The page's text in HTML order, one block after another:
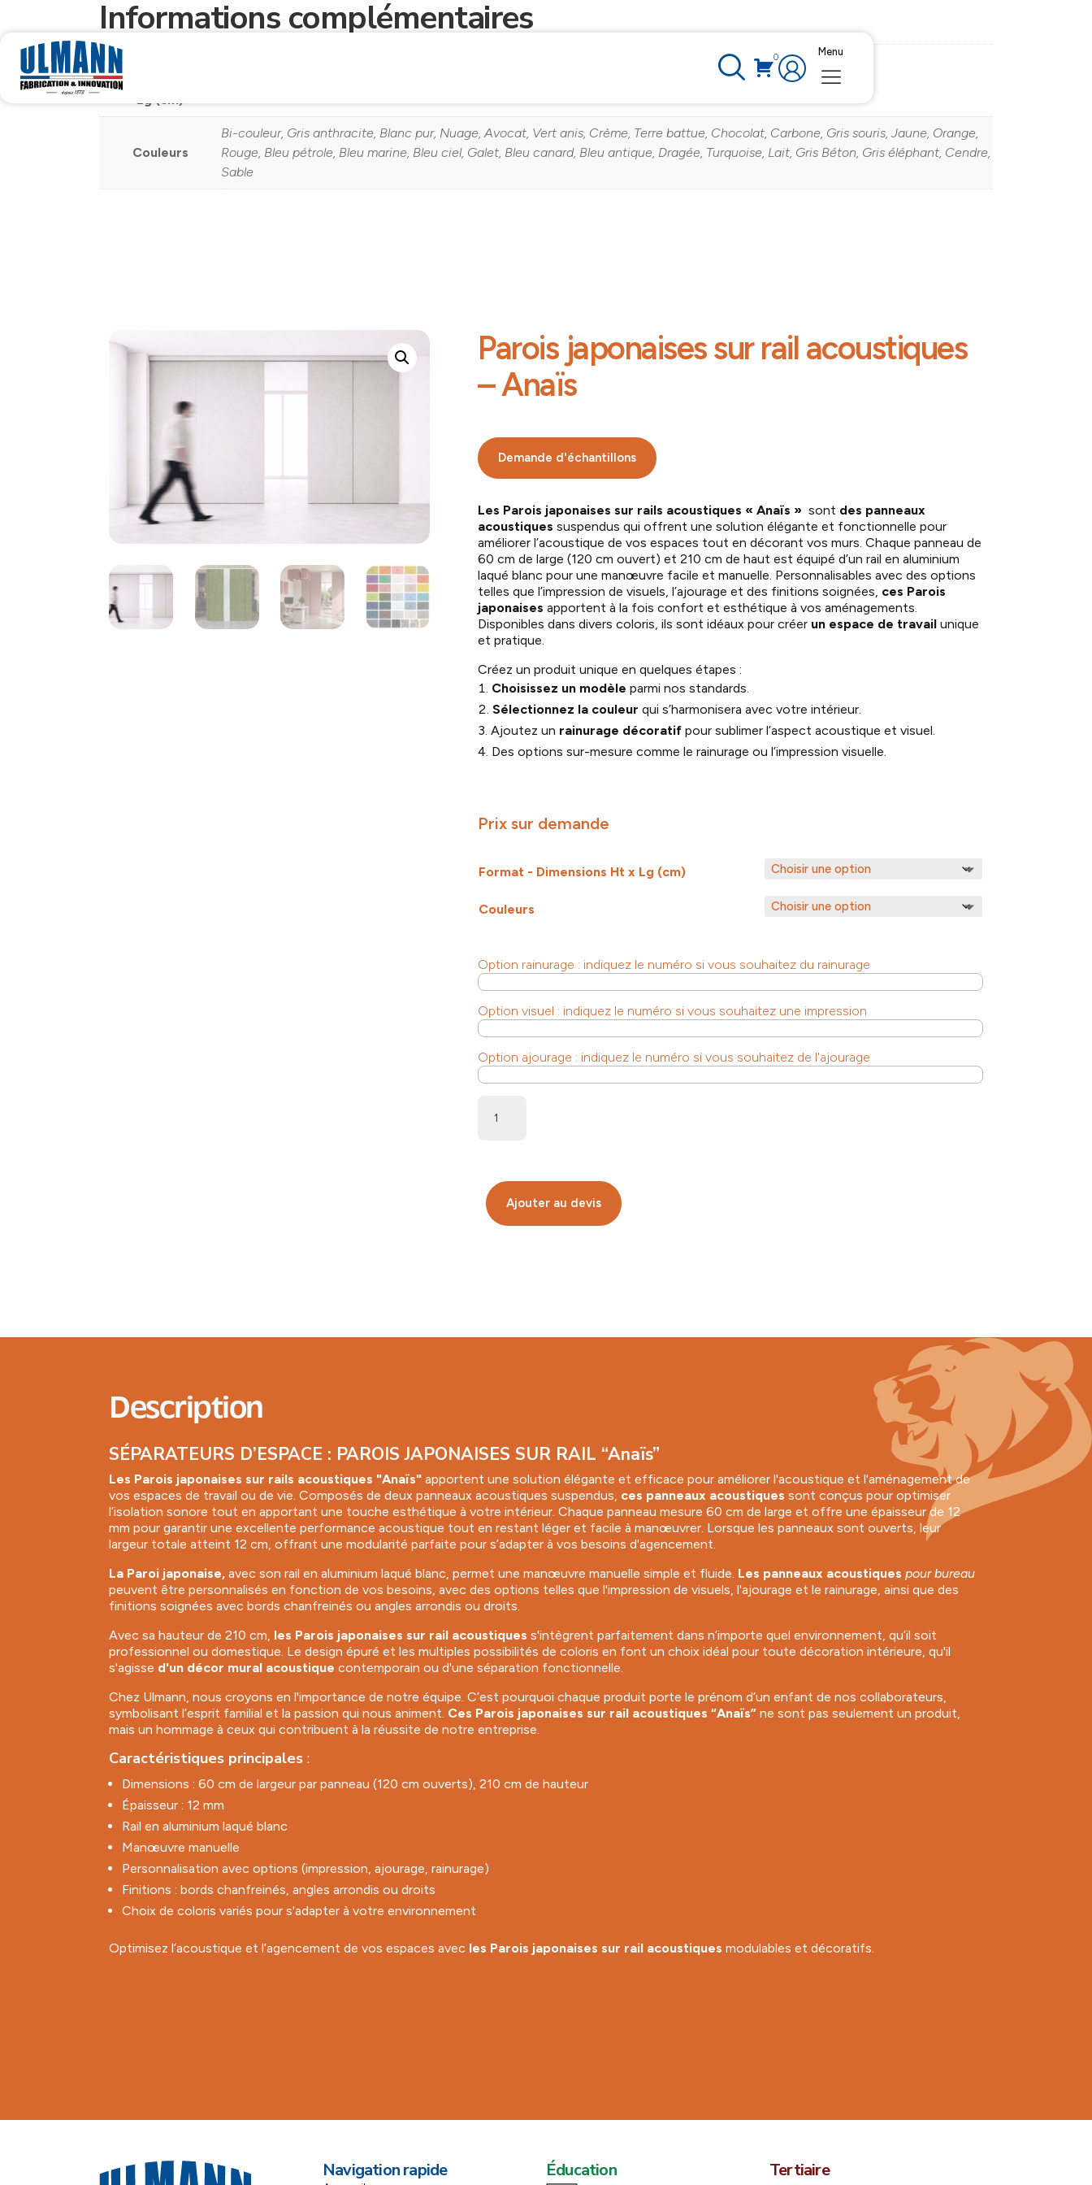
0 Menu
Informations complémentaires
Dimensions Ht x
Lg (cm)
Couleurs
Bi-couleur, Gris anthracite, Blanc pur, Nuage, Avocat, Vert anis, Crème, Terre battue, Chocolat, Carbone, Gris souris, Jaune, Orange,
Rouge, Bleu pétrole, Bleu marine, Bleu ciel, Galet, Bleu canard, Bleu antique, Dragée, Turquoise, Lait, Gris Béton, Gris éléphant, Cendre,
Sable
Parois japonaises sur rail acoustiques
– Anaïs
Demande d'échantillons
Les Parois japonaises sur rails acoustiques « Anaïs » sont des panneaux
acoustiques suspendus qui offrent une solution élégante et fonctionnelle pour
améliorer l’acoustique de vos espaces tout en décorant vos murs. Chaque panneau de
60 cm de large (120 cm ouvert) et 210 cm de haut est équipé d’un rail en aluminium
laqué blanc pour une manœuvre facile et manuelle. Personnalisables avec des options
telles que l’impression de visuels, l’ajourage et des finitions soignées, ces Parois
japonaises apportent à la fois confort et esthétique à vos aménagements.
Disponibles dans divers coloris, ils sont idéaux pour créer un espace de travail unique
et pratique.
Créez un produit unique en quelques étapes :
Choisissez un modèle parmi nos standards.
Sélectionnez la couleur qui s’harmonisera avec votre intérieur.
Ajoutez un rainurage décoratif pour sublimer l’aspect acoustique et visuel.
Des options sur-mesure comme le rainurage ou l’impression visuelle.
Prix sur demande
Format - Dimensions Ht x Lg (cm)
Couleurs
Option rainurage : indiquez le numéro si vous souhaitez du rainurage
Option visuel : indiquez le numéro si vous souhaitez une impression
Option ajourage : indiquez le numéro si vous souhaitez de l'ajourage
Ajouter au devis
Description
SÉPARATEURS D’ESPACE : PAROIS JAPONAISES SUR RAIL “Anaïs”
Les Parois japonaises sur rails acoustiques "Anaïs" apportent une solution élégante et efficace pour améliorer l'acoustique et l'aménagement de
vos espaces de travail ou de vie. Composés de deux panneaux acoustiques suspendus, ces panneaux acoustiques sont conçus pour optimiser
l’isolation sonore tout en apportant une touche esthétique à votre intérieur. Chaque panneau mesure 60 cm de large et offre une épaisseur de 12
mm pour garantir une excellente performance acoustique tout en restant léger et facile à manœuvrer. Lorsque les panneaux sont ouverts, leur
largeur totale atteint 12 cm, offrant une modularité parfaite pour s’adapter à vos besoins d'agencement.
La Paroi japonaise, avec son rail en aluminium laqué blanc, permet une manœuvre manuelle simple et fluide. Les panneaux acoustiques pour bureau
peuvent être personnalisés en fonction de vos besoins, avec des options telles que l'impression de visuels, l'ajourage et le rainurage, ainsi que des
finitions soignées avec bords chanfreinés ou angles arrondis ou droits.
Avec sa hauteur de 210 cm, les Parois japonaises sur rail acoustiques s'intègrent parfaitement dans n’importe quel environnement, qu’il soit
professionnel ou domestique. Le design épuré et les multiples possibilités de coloris en font un choix idéal pour toute décoration intérieure, qu'il
s'agisse d'un décor mural acoustique contemporain ou d'une séparation fonctionnelle.
Chez Ulmann, nous croyons en l'importance de notre équipe. C’est pourquoi chaque produit porte le prénom d’un enfant de nos collaborateurs,
symbolisant l’esprit familial et la passion qui nous animent. Ces Parois japonaises sur rail acoustiques “Anaïs” ne sont pas seulement un produit,
mais un hommage à ceux qui contribuent à la réussite de notre entreprise.
Caractéristiques principales :
Dimensions : 60 cm de largeur par panneau (120 cm ouverts), 210 cm de hauteur
Épaisseur : 12 mm
Rail en aluminium laqué blanc
Manœuvre manuelle
Personnalisation avec options (impression, ajourage, rainurage)
Finitions : bords chanfreinés, angles arrondis ou droits
Choix de coloris variés pour s'adapter à votre environnement
Optimisez l’acoustique et l’agencement de vos espaces avec les Parois japonaises sur rail acoustiques modulables et décoratifs.
Navigation rapide Éducation Tertiaire